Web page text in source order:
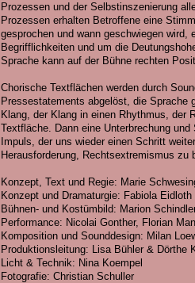
Prozessen und der Selbstinszenierung
Prozessen erhalten Betroffene eine
gesprochen und wann geschwiegen wird,
Begrifflichkeiten und um die
Sprache kann auf der Bühne rechten
Chorische Textflächen werden durch
Pressestatements abgelöst, die Sprache
Klang, der Klang in einen Rhythmus, der
Textfläche. Dann eine Unterbrechung
Impuls, der uns wieder einen Schritt
Herausforderung, Rechtsextremismus zu
Konzept, Text und Regie: Marie
Konzept und Dramaturgie: Fabiola
Bühnen- und Kostümbild: Marion
Performance: Nicolai Gonther, Florian
Komposition und Sounddesign: Milan
Produktionsleitung: Lisa Bühler & Dörthe
Licht & Technik: Nina Koempel
Fotografie: Christian Schuller